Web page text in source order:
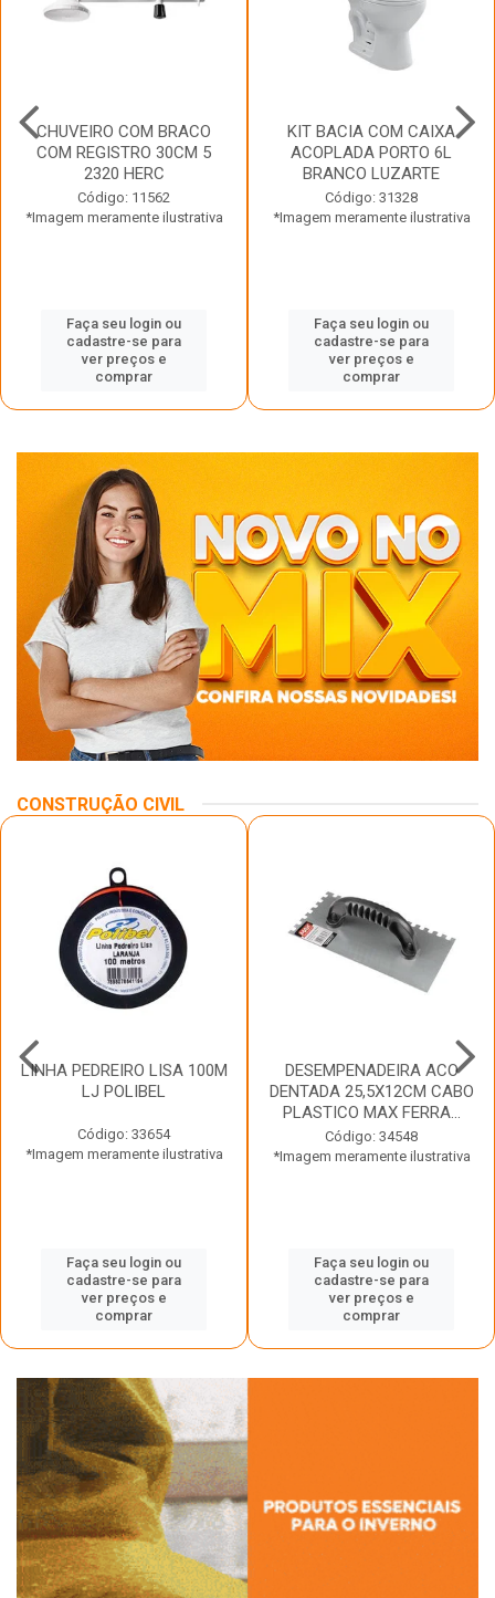
CHUVEIRO COM BRACO
COM REGISTRO 30CM 5
2320 HERC
Código: 11562
*Imagem meramente ilustrativa
Faça seu login ou
cadastre-se para
ver preços e
comprar
KIT BACIA COM CAIXA
ACOPLADA PORTO 6L
BRANCO LUZARTE
Código: 31328
*Imagem meramente ilustrativa
Faça seu login ou
cadastre-se para
ver preços e
comprar
CONSTRUÇÃO CIVIL
LINHA PEDREIRO LISA 100M
LJ POLIBEL
Código: 33654
*Imagem meramente ilustrativa
Faça seu login ou
cadastre-se para
ver preços e
comprar
DESEMPENADEIRA ACO
DENTADA 25,5X12CM CABO
PLASTICO MAX FERRA...
Código: 34548
*Imagem meramente ilustrativa
Faça seu login ou
cadastre-se para
ver preços e
comprar